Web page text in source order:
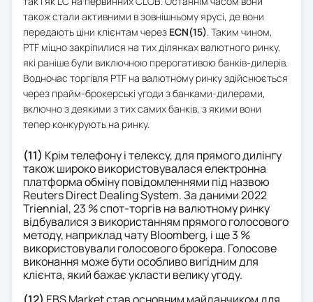
також стали активними в зовнішньому ярусі, де вони
передають ціни клієнтам через ECN(15) . Таким чином,
PTF міцно закріпилися на тих ділянках валютного ринку,
які раніше були виключною прерогативою банків-дилерів.
Водночас торгівля PTF на валютному ринку здійснюється
через прайм-брокерські угоди з банками-дилерами,
включно з деякими з тих самих банків, з якими вони
тепер конкурують на ринку.
(11) Крім телефону і телексу, для прямого дилінгу
також широко використовувалася електронна
платформа обміну повідомленнями під назвою
Reuters Direct Dealing System. За даними 2022
Triennial, 23 % спот-торгів на валютному ринку
відбувалися з використанням прямого голосового
методу, наприклад чату Bloomberg, і ще 3 %
використовували голосового брокера. Голосове
виконання може бути особливо вигідним для
клієнта, який бажає укласти велику угоду.
(12) EBS Market став основним майданчиком для